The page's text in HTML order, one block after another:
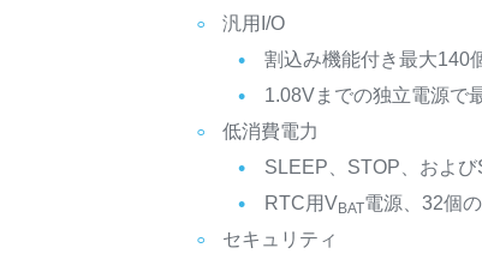
汎用I/O
割込み機能付き最大140
1.08Vまでの独立電源で
低消費電力
SLEEP、STOP、およ
RTC用VBAT電源、32個
セキュリティ